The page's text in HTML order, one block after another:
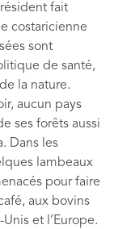
fait
costaricienne
sont
de santé,
la nature.
aucun pays
ses forêts aussi
Dans les
lambeaux
pour faire
aux bovins
et l’Europe.